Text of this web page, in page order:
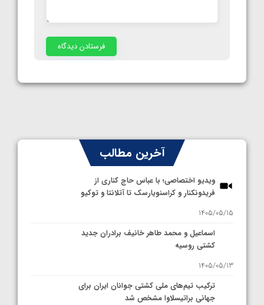
آخرین مطالب
ویدیو اختصاصی؛ با عباس حاج کناری از
فریدونکنار و کراسنویارسک تا آتلانتا و توکیو
1405/05/15
اسماعیل و محمد طاهر خانیف برادران جدید
کشتی روسیه
1405/05/13
ترکیب تیم‌های ملی کشتی جوانان ایران برای
جهانی براتیسلاوا مشخص شد